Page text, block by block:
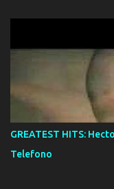
GREATEST HITS:
Telefono